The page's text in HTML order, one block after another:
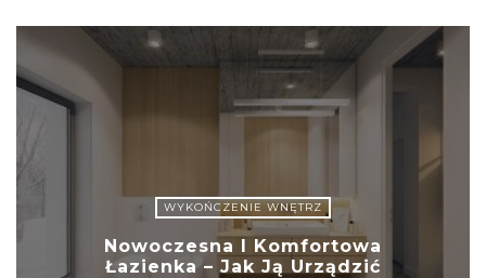
WYKOŃCZENIE WNĘTRZ
Nowoczesna I Komfortowa
Łazienka – Jak Ją Urządzić